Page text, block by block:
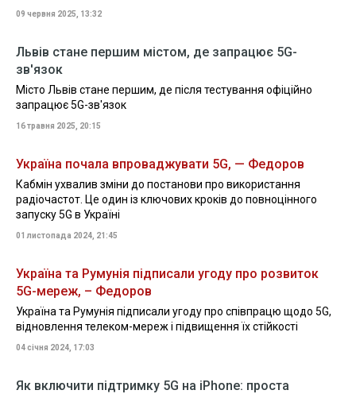
09 червня 2025, 13:32
Львів стане першим містом, де запрацює 5G-
зв'язок
Місто Львів стане першим, де після тестування офіційно
запрацює 5G-зв'язок
16 травня 2025, 20:15
Україна почала впроваджувати 5G, — Федоров
Кабмін ухвалив зміни до постанови про використання
радіочастот. Це один із ключових кроків до повноцінного
запуску 5G в Україні
01 листопада 2024, 21:45
Україна та Румунія підписали угоду про розвиток
5G-мереж, – Федоров
Україна та Румунія підписали угоду про співпрацю щодо 5G,
відновлення телеком-мереж і підвищення їх стійкості
04 січня 2024, 17:03
Як включити підтримку 5G на iPhone: проста